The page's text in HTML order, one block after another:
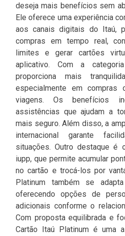
deseja mais benefícios sem
Ele oferece uma experiência
aos canais digitais do Itaú,
compras em tempo real,
limites e gerar cartões
aplicativo. Com a
proporciona mais
especialmente em
viagens. Os benefícios
assistências que ajudam a
mais seguro. Além disso, a
internacional garante
situações. Outro destaque é
iupp, que permite acumular
no cartão e trocá-los por
Platinum também se
oferecendo opções de
adicionais conforme o
Com proposta equilibrada e
Cartão Itaú Platinum é uma